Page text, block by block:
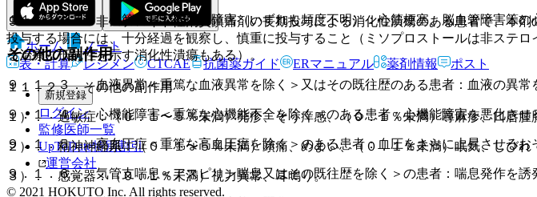
９．１．２． 非ステロイド性消炎鎮痛剤の長期投与による消化性潰瘍のある患者で、本
投与する場合には、十分経過を観察し、慎重に投与すること（ミソプロストールは非ステ
る治療に抵抗性を示す消化性潰瘍もある）。
９．１．３． 血液異常＜重篤な血液異常を除く＞又はその既往歴のある患者：血液の異
９．１．４． 心機能障害＜重篤な心機能不全を除く＞のある患者：心機能障害を悪化させ
９．１．５． 高血圧症＜重篤な高血圧症を除く＞のある患者：血圧をさらに上昇させるお
９．１．６． 気管支喘息＜アスピリン喘息又はその既往歴を除く＞の患者：喘息発作を誘
１１．１．７． 心筋梗塞、脳血管障害（いずれも頻度不明）：心筋梗塞、脳血管障害等
その他の副作用
１１．２． その他の副作用
１）． 過敏症：（０．１〜５％未満）発疹、そう痒感、（０．１％未満）蕁麻疹、口唇腫
２）． 精神神経系：（０．１〜５％未満）頭痛、めまい、（０．１％未満）眠気、しびれ
３）． 感覚器：（０．１％未満）視力異常、耳鳴り。
ホーム
ノート
表・計算
レジメン CTCAE 抗菌薬ガイド ERマニュアル 薬剤情報 ポスト
新規登録
ログイン
監修医師一覧
UpToDate特別割引
運営会社
© 2021 HOKUTO Inc. All rights reserved.